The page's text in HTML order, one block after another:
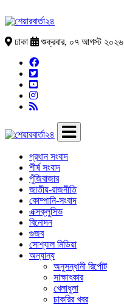
ঢাকা শুক্রবার, ০৭ আগস্ট ২০২৬
প্রধান সংবাদ
শীর্ষ সংবাদ
পুঁজিবাজার
জাতীয়-রাজনীতি
কোম্পানি-সংবাদ
এক্সক্লুসিভ
বিনোদন
গুজব
সোশ্যাল মিডিয়া
অন্যান্য
অনুসন্ধানী রির্পোট
সাক্ষাৎকার
খেলাধুলা
চাকরির খবর